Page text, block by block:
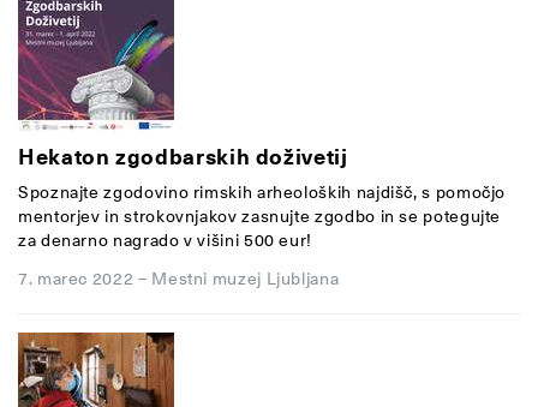
Hekaton zgodbarskih doživetij
Spoznajte zgodovino rimskih arheoloških najdišč, s pomočjo
mentorjev in strokovnjakov zasnujte zgodbo in se potegujte
za denarno nagrado v višini 500 eur!
7. marec 2022 – Mestni muzej Ljubljana